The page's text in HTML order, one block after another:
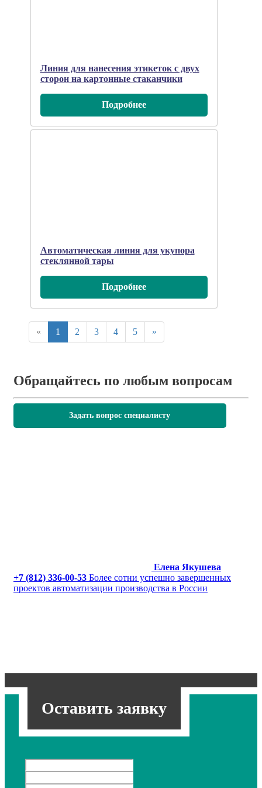
Линия для нанесения этикеток с двух
сторон на картонные стаканчики
Подробнee
Автоматическая линия для укупора
стеклянной тары
Подробнee
« 1 2 3 4 5 »
Обращайтесь по любым вопросам
Задать вопрос специалисту
Елена Якушева
+7 (812) 336-00-53 Более сотни успешно завершенных
проектов автоматизации производства в России
Оставить заявку